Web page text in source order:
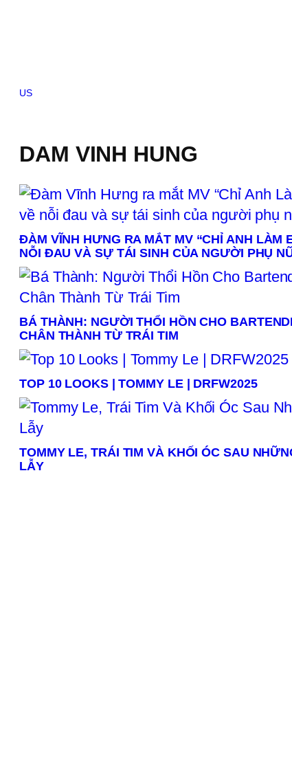
USBrazil
DAM VINH HUNG
ĐÀM VĨNH HƯNG RA MẮT MV “CHỈ ANH LÀM
NỖI ĐAU VÀ SỰ TÁI SINH CỦA NGƯỜI PHỤ
BÁ THÀNH: NGƯỜI THỔI HỒN CHO
CHÂN THÀNH TỪ TRÁI TIM
TOP 10 LOOKS | TOMMY LE | DRFW2025
TOMMY LE, TRÁI TIM VÀ KHỐI ÓC SAU
LẪY